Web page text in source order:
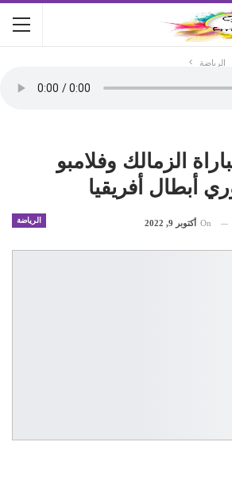
الرياضة
الزمالك وفلامبو
أبطال أفريقيا
الرياضة On أكتوبر 9, 2022